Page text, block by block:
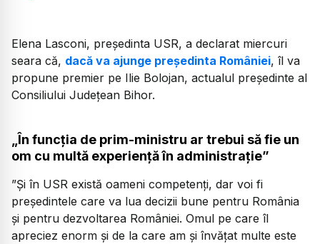
Elena Lasconi, președinta USR, a declarat miercuri
seara că, dacă va ajunge președinta României, îl va
propune premier pe Ilie Bolojan, actualul președinte al
Consiliului Județean Bihor.
„În funcția de prim-ministru ar trebui să fie un
om cu multă experiență în administrație”
”Și în USR există oameni competenți, dar voi fi
președintele care va lua decizii bune pentru România
și pentru dezvoltarea României. Omul pe care îl
apreciez enorm și de la care am și învățat multe este